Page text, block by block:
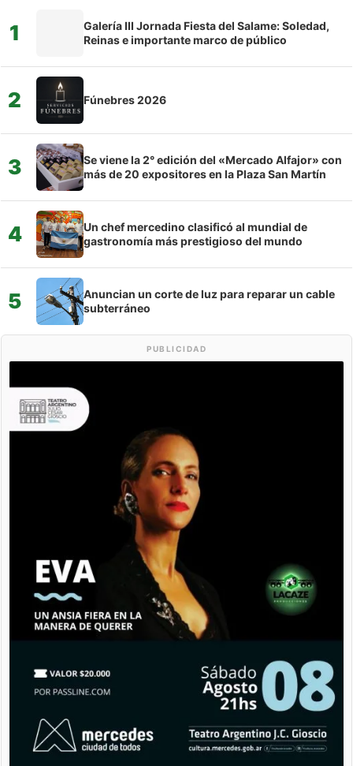
1
Galería III Jornada Fiesta del Salame: Soledad,
Reinas e importante marco de público
2 Fúnebres 2026
3
Se viene la 2° edición del «Mercado Alfajor» con
más de 20 expositores en la Plaza San Martín
4
Un chef mercedino clasificó al mundial de
gastronomía más prestigioso del mundo
5
Anuncian un corte de luz para reparar un cable
subterráneo
PUBLICIDAD